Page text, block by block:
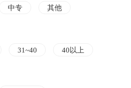
中专 其他
31~40 40以上